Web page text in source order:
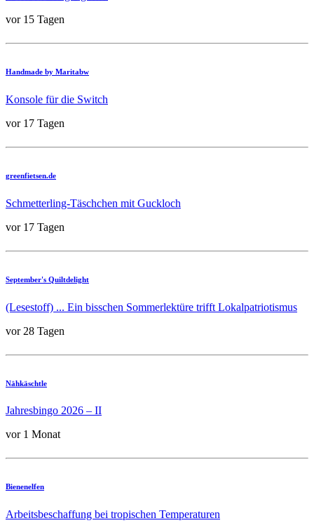
vor 15 Tagen
Handmade by Maritabw
Konsole für die Switch
vor 17 Tagen
greenfietsen.de
Schmetterling-Täschchen mit Guckloch
vor 17 Tagen
September's Quiltdelight
(Lesestoff) ... Ein bisschen Sommerlektüre trifft Lokalpatriotismus
vor 28 Tagen
Nähkäschtle
Jahresbingo 2026 – II
vor 1 Monat
Bienenelfen
Arbeitsbeschaffung bei tropischen Temperaturen